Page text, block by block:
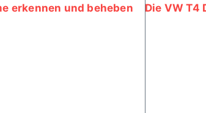
erkennen und beheben Die VW